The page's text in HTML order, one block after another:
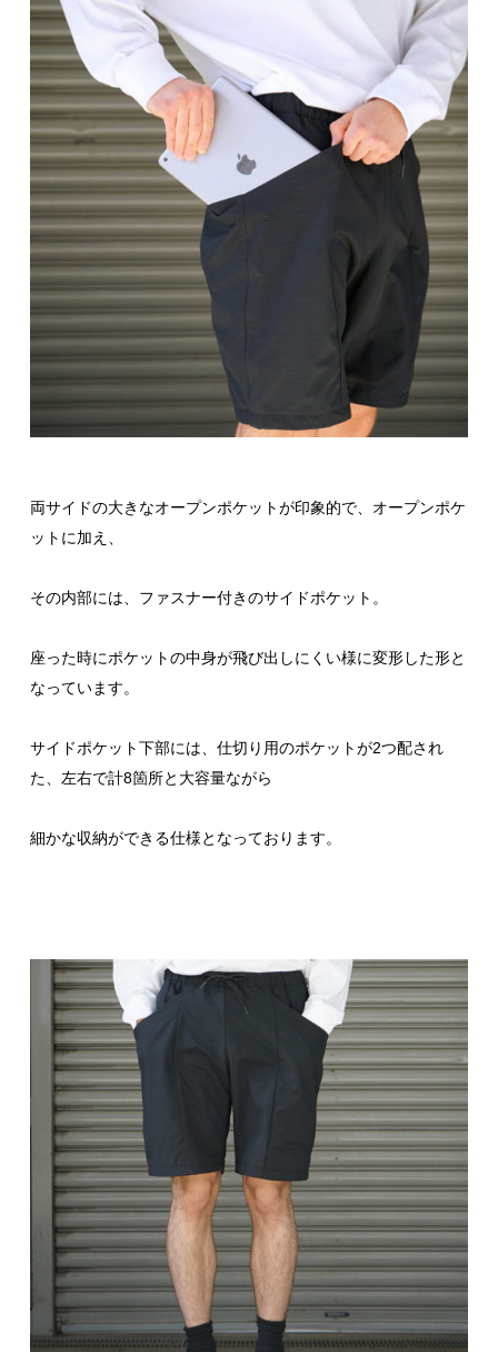
両サイドの大きなオープンポケットが印象的で、オープンポケ
ットに加え、
その内部には、ファスナー付きのサイドポケット。
座った時にポケットの中身が飛び出しにくい様に変形した形と
なっています。
サイドポケット下部には、仕切り用のポケットが2つ配され
た、左右で計8箇所と大容量ながら
細かな収納ができる仕様となっております。